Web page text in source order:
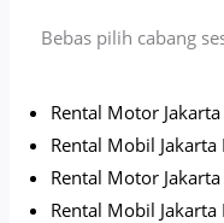
Bebas pilih cabang
Rental Motor
Rental Mobil Jakarta
Rental Motor
Rental Mobil Jakarta